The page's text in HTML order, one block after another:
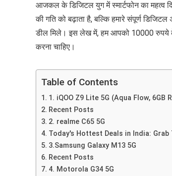
आजकल के डिजिटल युग में स्मार्टफोन का महत्व
की गति को बढ़ाता है, बल्कि हमारे संपूर्ण
डील मिले। इस लेख में, हम आपको 10000 रुपये के
करना चाहिए।
Table of Contents
1. iQOO Z9 Lite 5G (Aqua Flow, 6GB
Recent Posts
2. realme C65 5G
Today's Hottest Deals in India: Grab
3.Samsung Galaxy M13 5G
Recent Posts
4. Motorola G34 5G